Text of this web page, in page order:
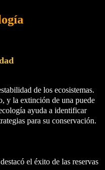
de los ecosistemas.
y la extinción de una puede
ayuda a identificar
para su conservación.
destacó el éxito de las reservas